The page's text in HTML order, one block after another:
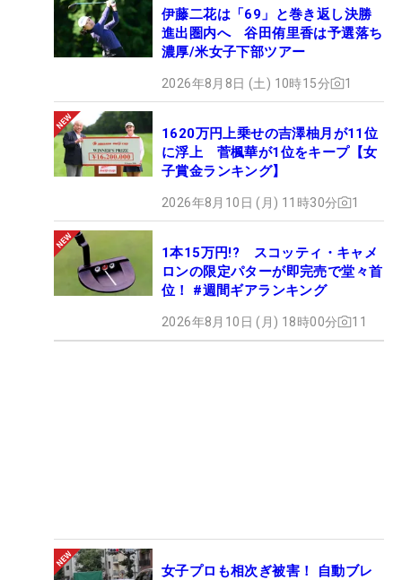
伊藤二花は「69」と巻き返し決勝
進出圏内へ 谷田侑里香は予選落ち
濃厚/米女子下部ツアー
2026年8月8日 (土) 10時15分 1
1620万円上乗せの吉澤柚月が11位
に浮上 菅楓華が1位をキープ【女
子賞金ランキング】
2026年8月10日 (月) 11時30分 1
1本15万円!? スコッティ・キャメ
ロンの限定パターが即完売で堂々首
位！ #週間ギアランキング
2026年8月10日 (月) 18時00分 11
女子プロも相次ぎ被害！ 自動ブレ